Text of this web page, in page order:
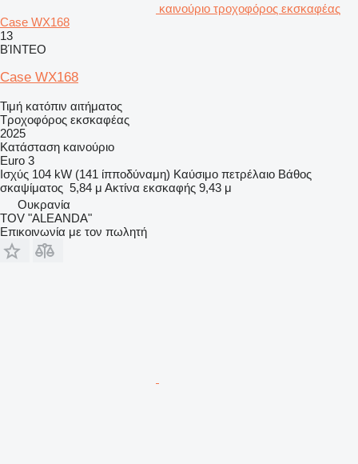
καινούριο τροχοφόρος εκσκαφέας
Case WX168
13
ΒΊΝΤΕΟ
Case WX168
Τιμή κατόπιν αιτήματος
Τροχοφόρος εκσκαφέας
2025
Κατάσταση καινούριο
Euro 3
Ισχύς 104 kW (141 ίπποδύναμη) Καύσιμο πετρέλαιο Βάθος
σκαψίματος 5,84 μ Ακτίνα εκσκαφής 9,43 μ
Ουκρανία
TOV "ALEANDA"
Επικοινωνία με τον πωλητή